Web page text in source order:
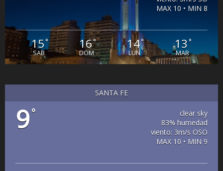
MAX 10 • MIN 8
15°
SAB
16°
DOM
14°
LUN
13 °
MAR
SANTA FE
9°
clear sky
83% humedad
viento: 3m/s OSO
MAX 10 • MIN 9